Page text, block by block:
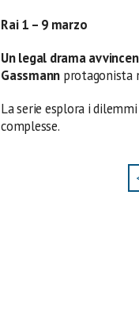
Rai 1 – 9 marzo
Un legal drama
Gassmann protagonista
La serie esplora i
complesse.